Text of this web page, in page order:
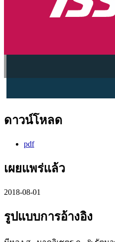
ดาวน์โหลด
pdf
เผยแพร่แล้ว
2018-08-01
รูปแบบการอ้างอิง